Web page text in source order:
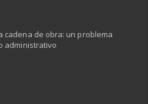
cadena de obra: un problema
administrativo